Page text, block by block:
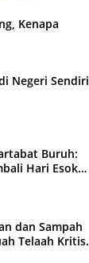
Kenapa
Negeri Sendiri
Buruh:
Hari Esok
dan Sampah
Telaah Kritis